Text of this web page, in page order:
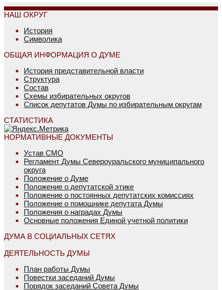
НАШ ОКРУГ
История
Символика
ОБЩАЯ ИНФОРМАЦИЯ О ДУМЕ
История представительной власти
Структура
Состав
Схемы избирательных округов
Список депутатов Думы по избирательным округам
СТАТИСТИКА
НОРМАТИВНЫЕ ДОКУМЕНТЫ
Устав СМО
Регламент Думы Североуральского муниципального
округа
Положение о Думе
Положение о депутатской этике
Положение о постоянных депутатских комиссиях
Положение о помощнике депутата Думы
Положения о наградах Думы
Основные положения Единой учетной политики
ДУМА В СОЦИАЛЬНЫХ СЕТЯХ
ДЕЯТЕЛЬНОСТЬ ДУМЫ
План работы Думы
Повестки заседаний Думы
Порядок заседаний Совета Думы